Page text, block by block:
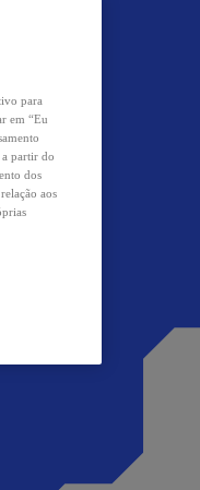
para
em “Eu
a partir do
dos
aos